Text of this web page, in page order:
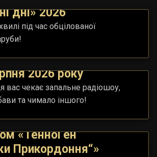
дні» 2026
під час обцілованої
2026 року
вас чекає запальне радіошоу,
та чимало іншого!
«ТенноҐен
Прикордоння“»